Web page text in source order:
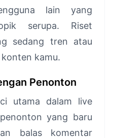
lain yang
serupa. Riset
sedang tren atau
kamu.
Penonton
utama dalam live
yang baru
balas komentar